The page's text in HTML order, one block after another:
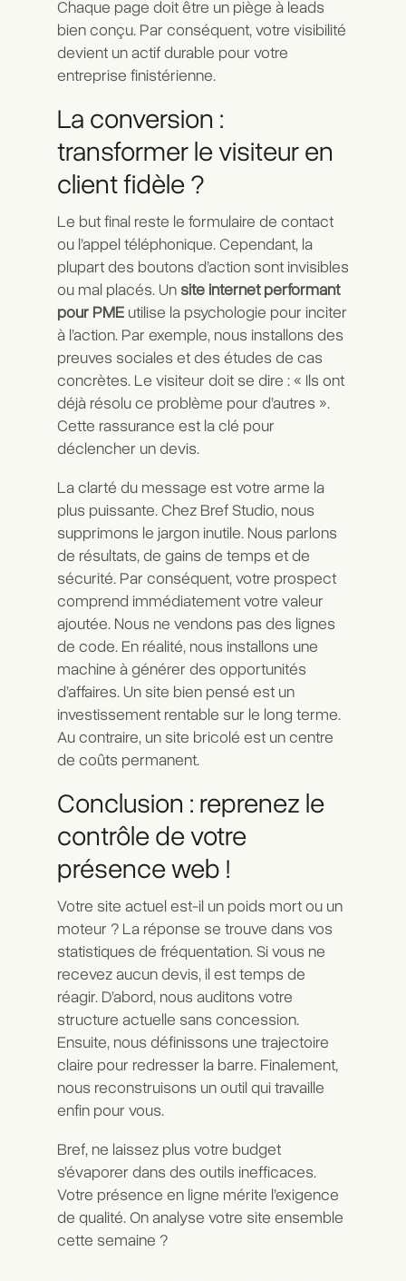
Chaque page doit être un piège à leads
bien conçu. Par conséquent, votre visibilité
devient un actif durable pour votre
entreprise finistérienne.
La conversion :
transformer le visiteur en
client fidèle ?
Le but final reste le formulaire de contact
ou l’appel téléphonique. Cependant, la
plupart des boutons d’action sont invisibles
ou mal placés. Un site internet performant
pour PMEutilise la psychologie pour inciter
à l’action. Par exemple, nous installons des
preuves sociales et des études de cas
concrètes. Le visiteur doit se dire : « Ils ont
déjà résolu ce problème pour d’autres ».
Cette rassurance est la clé pour
déclencher un devis.
La clarté du message est votre arme la
plus puissante. Chez Bref Studio, nous
supprimons le jargon inutile. Nous parlons
de résultats, de gains de temps et de
sécurité. Par conséquent, votre prospect
comprend immédiatement votre valeur
ajoutée. Nous ne vendons pas des lignes
de code. En réalité, nous installons une
machine à générer des opportunités
d’affaires. Un site bien pensé est un
investissement rentable sur le long terme.
Au contraire, un site bricolé est un centre
de coûts permanent.
Conclusion : reprenez le
contrôle de votre
présence web !
Votre site actuel est-il un poids mort ou un
moteur ? La réponse se trouve dans vos
statistiques de fréquentation. Si vous ne
recevez aucun devis, il est temps de
réagir. D’abord, nous auditons votre
structure actuelle sans concession.
Ensuite, nous définissons une trajectoire
claire pour redresser la barre. Finalement,
nous reconstruisons un outil qui travaille
enfin pour vous.
Bref, ne laissez plus votre budget
s’évaporer dans des outils inefficaces.
Votre présence en ligne mérite l’exigence
de qualité. On analyse votre site ensemble
cette semaine ?